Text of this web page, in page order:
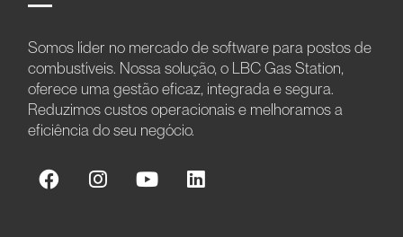
Somos líder no mercado de software para postos de
combustíveis. Nossa solução, o LBC Gas Station,
oferece uma gestão eficaz, integrada e segura.
Reduzimos custos operacionais e melhoramos a
eficiência do seu negócio.